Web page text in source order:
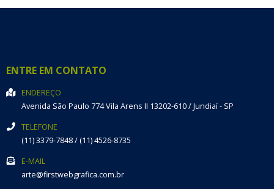
ENTRE EM CONTATO
ENDEREÇO
Avenida São Paulo 774Vila Arens II 13202-610/Jundiaí- SP
TELEFONE
(11) 3379-7848 / (11) 4526-8735
E-MAIL
arte@firstwebgrafica.com.br